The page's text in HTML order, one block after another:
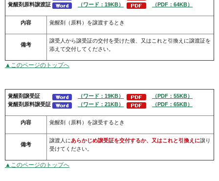
覚醒剤 原料譲渡証 （ワード：19KB） （PDF：64KB）
内容 覚醒剤（原料）を譲渡するとき
備考
譲受人から譲受証の交付を受けた後、又はこれと引換えに譲渡証を
添えて交付してください。
▲このページのトップへ
覚醒剤譲受証 （ワード：19KB）
（PDF：55KB）
覚醒剤原料譲受証
（ワード：21KB） （PDF：65KB）
内容 覚醒剤（原料）を譲受するとき
備考
譲渡人にあらかじめ譲受証を交付するか、又はこれと引換えに譲り
受けてください。
▲このページのトップへ